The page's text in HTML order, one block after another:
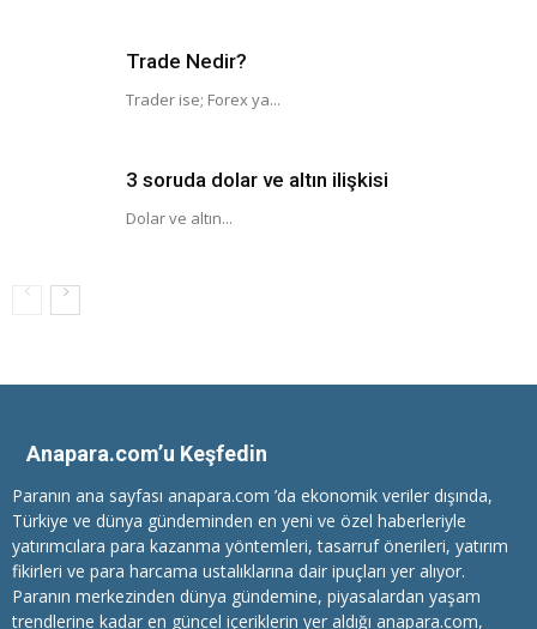
Trade Nedir?
Trader ise; Forex ya...
3 soruda dolar ve altın ilişkisi
Dolar ve altın...
Anapara.com’u Keşfedin
Paranın ana sayfası anapara.com ’da ekonomik veriler dışında,
Türkiye ve dünya gündeminden en yeni ve özel haberleriyle
yatırımcılara para kazanma yöntemleri, tasarruf önerileri, yatırım
fikirleri ve para harcama ustalıklarına dair ipuçları yer alıyor.
Paranın merkezinden dünya gündemine, piyasalardan yaşam
trendlerine kadar en güncel içeriklerin yer aldığı anapara.com,